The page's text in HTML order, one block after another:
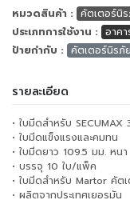
หมวดสินค้า : คัตเตอร์นิ
ประเภทการใช้งาน : อาค
ป้ายกำกับ : คัตเตอร์นิรภัย
รายละเอียด
• ใบมีดสำหรับ
• ใบมีดแข็งแรงและคมทน
• ใบมีดยาว 109.5 มม. หน
• บรรจุ 10 ใบ/แพ็ค
• ใบมีดสำหรับ Martor คัต
• ผลิตจากประเทศเยอรมัน